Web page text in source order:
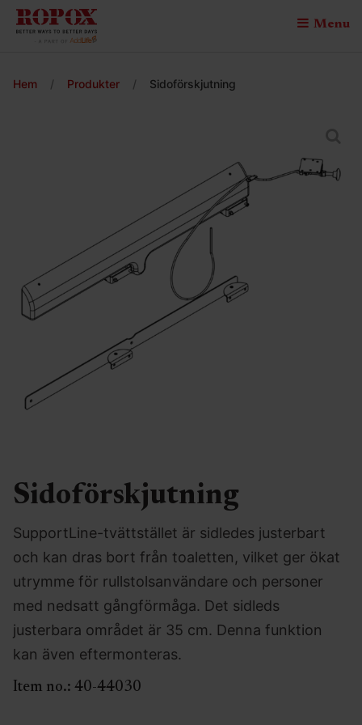
Menu
Hem / Produkter / Sidoförskjutning
Sidoförskjutning
SupportLine-tvättstället är sidledes justerbart
och kan dras bort från toaletten, vilket ger ökat
utrymme för rullstolsanvändare och personer
med nedsatt gångförmåga. Det sidleds
justerbara området är 35 cm. Denna funktion
kan även eftermonteras.
Item no.: 40-44030